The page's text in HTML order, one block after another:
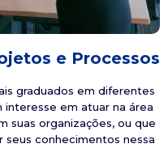
e Processos
graduados em diferentes
em atuar na área
suas organizações, ou que
conhecimentos nessa